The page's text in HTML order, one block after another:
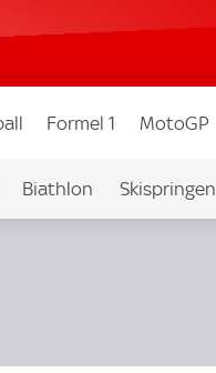
Formel 1 MotoGP
Biathlon Skispringen